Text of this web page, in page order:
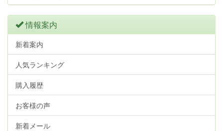
情報案内
新着案内
人気ランキング
購入履歴
お客様の声
新着メール